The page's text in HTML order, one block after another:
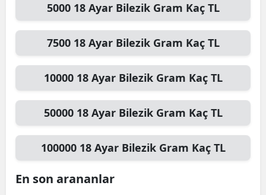
5000 18 Ayar Bilezik Gram Kaç TL
7500 18 Ayar Bilezik Gram Kaç TL
10000 18 Ayar Bilezik Gram Kaç TL
50000 18 Ayar Bilezik Gram Kaç TL
100000 18 Ayar Bilezik Gram Kaç TL
En son arananlar